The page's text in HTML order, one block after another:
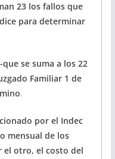
23 los fallos que
para determinar
se suma a los 22
Familiar 1 de
.
por el Indec
mensual de los
el otro, el costo del